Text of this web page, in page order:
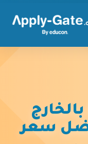
سعر